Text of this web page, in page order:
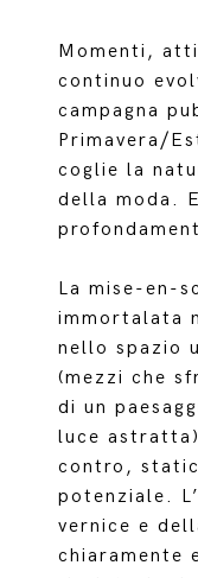
Momenti,
continuo
campagna
Primavera/
coglie la
della moda.
La mise-en-
immortalata
nello spazio
(mezzi che
di un
luce
contro,
potenziale.
vernice e
chiaramente